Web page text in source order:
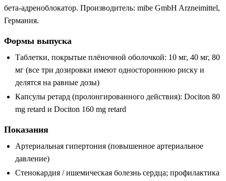
бета-адреноблокатор. Производитель: mibe GmbH Arzneimittel,
Германия.
Формы выпуска
Таблетки, покрытые плёночной оболочкой: 10 мг, 40 мг, 80
мг (все три дозировки имеют одностороннюю риску и
делятся на равные дозы)
Капсулы ретард (пролонгированного действия): Dociton 80
mg retard и Dociton 160 mg retard
Показания
Артериальная гипертония (повышенное артериальное
давление)
Стенокардия / ишемическая болезнь сердца; профилактика